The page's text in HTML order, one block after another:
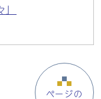
」
ページの